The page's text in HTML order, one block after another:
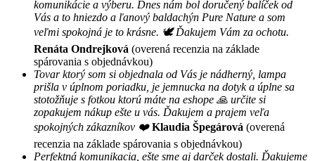
komunikácie a výberu. Dnes nám bol doručený balíček od
Vás a to hniezdo a ľanový baldachýn Pure Nature a som
veľmi spokojná je to krásne. 🕊 Ďakujem Vám za ochotu.
Renáta Ondrejková (overená recenzia na základe
spárovania s objednávkou)
Tovar ktorý som si objednala od Vás je nádherný, lampa
prišla v úplnom poriadku, je jemnucka na dotyk a úplne sa
stotožňuje s fotkou ktorú máte na eshope 🙏 určite si
zopakujem nákup ešte u vás. Ďakujem a prajem veľa
spokojných zákazníkov ❤️ Klaudia Špegárová (overená
recenzia na základe spárovania s objednávkou)
Perfektná komunikacia, ešte sme aj darček dostali. Ďakujeme